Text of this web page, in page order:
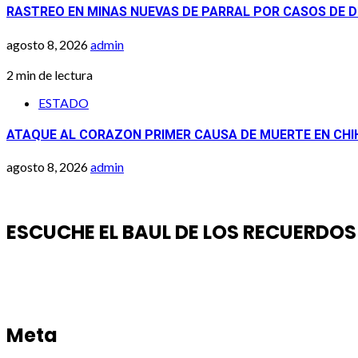
RASTREO EN MINAS NUEVAS DE PARRAL POR CASOS DE
agosto 8, 2026admin
2 min de lectura
ESTADO
ATAQUE AL CORAZON PRIMER CAUSA DE MUERTE EN
agosto 8, 2026admin
ESCUCHE EL BAUL DE LOS RECUERDOS
Meta